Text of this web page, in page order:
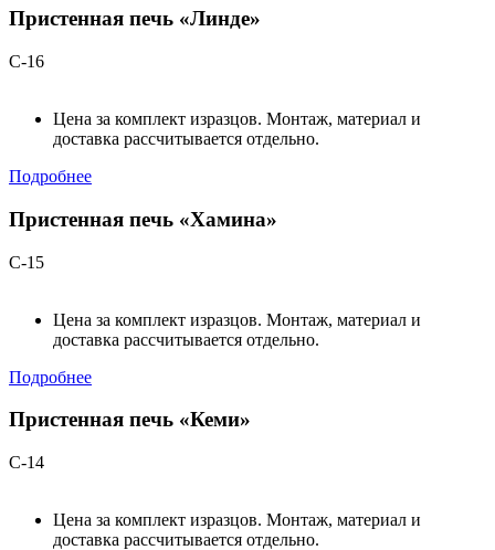
Пристенная печь «Линде»
С-16
Цена за комплект изразцов. Монтаж, материал и
доставка рассчитывается отдельно.
Подробнее
Пристенная печь «Хамина»
С-15
Цена за комплект изразцов. Монтаж, материал и
доставка рассчитывается отдельно.
Подробнее
Пристенная печь «Кеми»
С-14
Цена за комплект изразцов. Монтаж, материал и
доставка рассчитывается отдельно.